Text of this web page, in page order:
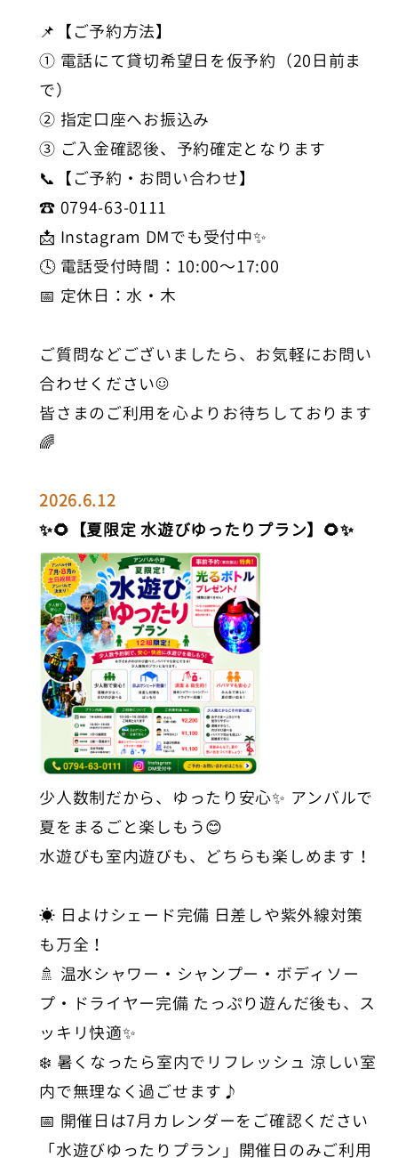
📌【ご予約方法】
① 電話にて貸切希望日を仮予約（20日前ま
で）
② 指定口座へお振込み
③ ご入金確認後、予約確定となります
📞【ご予約・お問い合わせ】
☎️ 0794-63-0111
📩 Instagram DMでも受付中✨
🕓 電話受付時間：10:00〜17:00
📅 定休日：水・木
ご質問などございましたら、お気軽にお問い
合わせください☺️
皆さまのご利用を心よりお待ちしております
🌈
2026.6.12
✨🌻【夏限定 水遊びゆったりプラン】🌻✨
少人数制だから、ゆったり安心✨ アンバルで
夏をまるごと楽しもう😊
水遊びも室内遊びも、どちらも楽しめます！
☀️ 日よけシェード完備 日差しや紫外線対策
も万全！
🚿 温水シャワー・シャンプー・ボディソー
プ・ドライヤー完備 たっぷり遊んだ後も、ス
ッキリ快適✨
❄️ 暑くなったら室内でリフレッシュ 涼しい室
内で無理なく過ごせます♪
📅 開催日は7月カレンダーをご確認ください
「水遊びゆったりプラン」開催日のみご利用